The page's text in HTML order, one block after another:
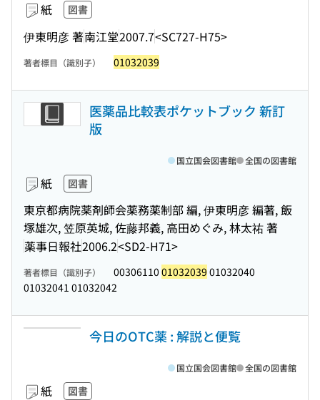
紙 図書
伊東明彦 著南江堂2007.7<SC727-H75>
著者標目（識別子） 01032039
医薬品比較表ポケットブック 新訂
版
紙 図書
東京都病院薬剤師会薬務薬制部 編, 伊東明彦 編著, 飯
塚雄次, 笠原英城, 佐藤邦義, 高田めぐみ, 林太祐 著
薬事日報社2006.2<SD2-H71>
国立国会図書館 全国の図書館
著者標目（識別子） 00306110 01032039 01032040
01032041 01032042
今日のOTC薬 : 解説と便覧
紙 図書
国立国会図書館 全国の図書館